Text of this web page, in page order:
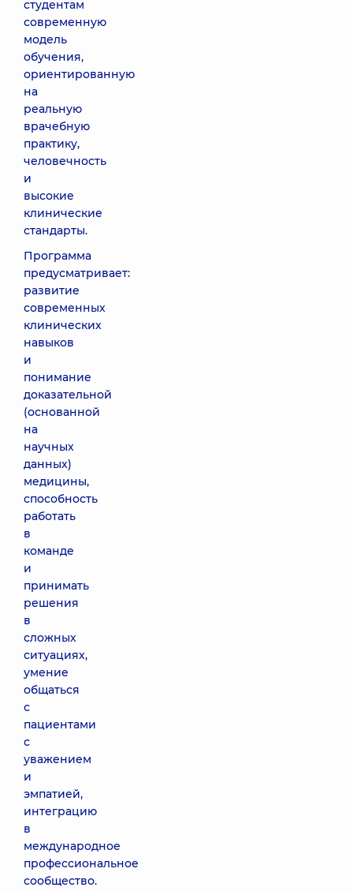
студентам
современную
модель
обучения,
ориентированную
на
реальную
врачебную
практику,
человечность
и
высокие
клинические
стандарты.
Программа
предусматривает:
развитие
современных
клинических
навыков
и
понимание
доказательной
(основанной
на
научных
данных)
медицины,
способность
работать
в
команде
и
принимать
решения
в
сложных
ситуациях,
умение
общаться
с
пациентами
с
уважением
и
эмпатией,
интеграцию
в
международное
профессиональное
сообщество.